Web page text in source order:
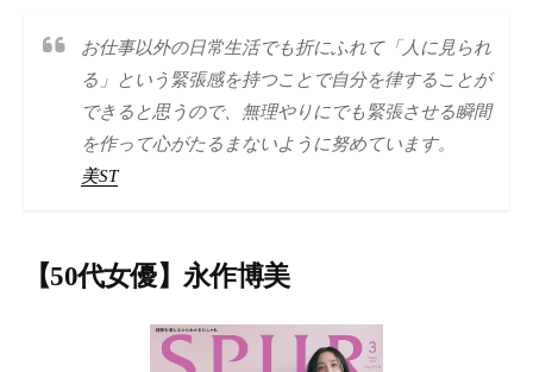
お仕事以外の日常生活でも折にふれて「人に見られ
る」という緊張感を持つことで自分を律することが
できると思うので、無理やりにでも緊張させる瞬間
を作って心がたるまないように努めています。
美ST
【50代女優】永作博美